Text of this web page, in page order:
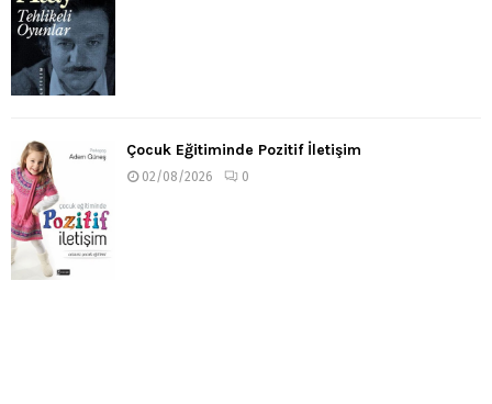
Çocuk Eğitiminde Pozitif İletişim
02/08/2026 0